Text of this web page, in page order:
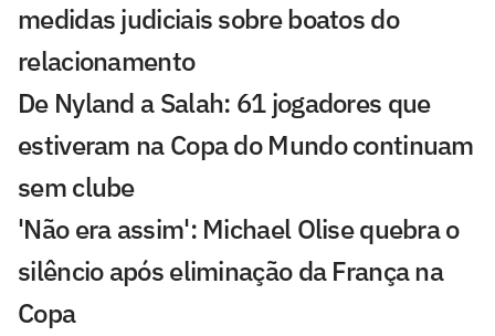
medidas judiciais sobre boatos do
relacionamento
De Nyland a Salah: 61 jogadores que
estiveram na Copa do Mundo continuam
sem clube
'Não era assim': Michael Olise quebra o
silêncio após eliminação da França na
Copa